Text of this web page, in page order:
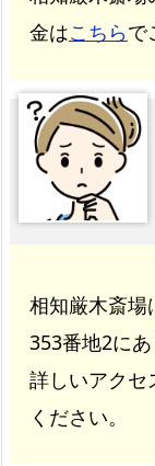
金はこちらで
相知厳木斎場
353番地2にあ
詳しいアクセ
ください。